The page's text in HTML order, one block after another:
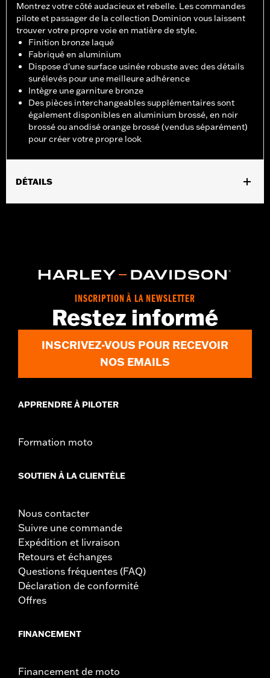
Montrez votre côté audacieux et rebelle. Les commandes
pilote et passager de la collection Dominion vous laissent
trouver votre propre voie en matière de style.
Finition bronze laqué
Fabriqué en aluminium
Dispose d'une surface usinée robuste avec des détails
surélevés pour une meilleure adhérence
Intègre une garniture bronze
Des pièces interchangeables supplémentaires sont
également disponibles en aluminium brossé, en noir
brossé ou anodisé orange brossé (vendus séparément)
pour créer votre propre look
DÉTAILS
Instructions d’installation
Vendu séparément:Pièces d’habillage interchangeables
Dominion supplémentaires
Vendu à l'unité:Chaque
Dans la boîte:Patin de pédale de frein, pièce d’habillage bronze
et instructions d’installation
INSCRIPTION À LA NEWSLETTER
Restez informé
INSCRIVEZ-VOUS POUR RECEVOIR
NOS EMAILS
APPRENDRE À PILOTER
Formation moto
SOUTIEN À LA CLIENTÈLE
Nous contacter
Suivre une commande
Expédition et livraison
Retours et échanges
Questions fréquentes (FAQ)
Déclaration de conformité
Offres
FINANCEMENT
Financement de moto